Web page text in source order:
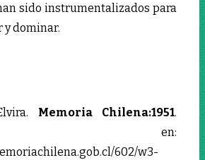
sido instrumentalizados para
y dominar.
Memoria Chilena:1951.
en:
602/w3-